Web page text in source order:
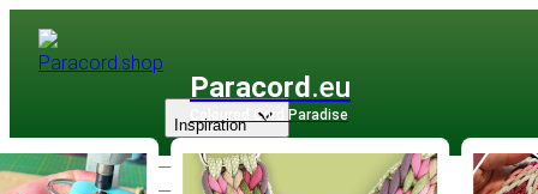
Paracord .eu
Coloured Cord Paradise
Inspiration